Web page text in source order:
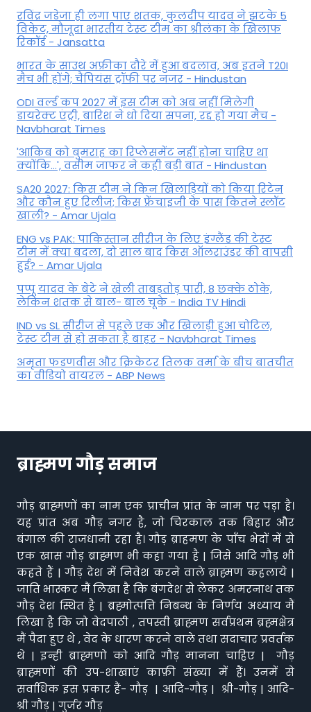
रविंद्र जडेजा ही लगा पाए शतक, कुलदीप यादव ने झटके 5
विकेट, मौजूदा भारतीय टेस्ट टीम का श्रीलंका के खिलाफ
रिकॉर्ड - Jansatta
भारत के साउथ अफ्रीका दौरे में हुआ बदलाव, अब इतने T20I
मैच भी होंगे; चैंपियंस ट्रॉफी पर नजर - Hindustan
ODI वर्ल्ड कप 2027 में इस टीम को अब नहीं मिलेगी
डायरेक्ट एंट्री, बारिश ने धो दिया सपना, रद्द हो गया मैच -
Navbharat Times
'आकिब को बुमराह का रिप्लेसमेंट नहीं होना चाहिए था
क्योंकि...', वसीम जाफर ने कही बड़ी बात - Hindustan
SA20 2027: किस टीम ने किन खिलाड़ियों को किया रिटेन
और कौन हुए रिलीज; किस फ्रेंचाइजी के पास कितने स्लॉट
खाली? - Amar Ujala
ENG vs PAK: पाकिस्तान सीरीज के लिए इंग्लैंड की टेस्ट
टीम में क्या बदला, दो साल बाद किस ऑलराउंडर की वापसी
हुई? - Amar Ujala
पप्पू यादव के बेटे ने खेली ताबड़तोड़ पारी, 8 छक्के ठोके,
लेकिन शतक से बाल- बाल चूके - India TV Hindi
IND vs SL सीरीज से पहले एक और खिलाड़ी हुआ चोटिल,
टेस्ट टीम से हो सकता है बाहर - Navbharat Times
अमृता फडणवीस और क्रिकेटर तिलक वर्मा के बीच बातचीत
का वीडियो वायरल - ABP News
ब्राह्मण गौड़ समाज
गौड़ ब्राह्मणों का नाम एक प्राचीन प्रांत के नाम पर पड़ा है।
यह प्रांत अब गौड़ नगर है, जो चिरकाल तक बिहार और
बंगाल की राजधानी रहा है। गौड़ ब्राहमण के पाँच भेदों में से
एक खास गौड़ ब्राह्मण भी कहा गया है | जिसे आदि गौड़ भी
कहते हैं | गौड़ देश में निवेश करने वाले ब्राह्मण कहलाये |
जाति भास्कर मैं लिखा है कि बंगदेश से लेकर अमरनाथ तक
गौड़ देश स्थित है | ब्रह्मोत्पत्ति निबन्ध के निर्णय अध्याय मैं
लिखा है कि जो वेदपाठी , तपस्वी ब्राह्मण सर्वप्रथम ब्रह्मक्षेत्र
मैं पैदा हुए थे , वेद के धारण करने वाले तथा सदाचार प्रवर्तक
थे | इन्ही ब्राह्मणो को आदि गौड़ मानना चाहिए | गौड़
ब्राह्मणों की उप-शाखाएं काफ़ी संख्या में हैं। उनमें से
सर्वाधिक इस प्रकार हैं- गौड़ | आदि-गौड़ | श्री-गौड़ | आदि-
श्री गौड़ | गुर्जर गौड़